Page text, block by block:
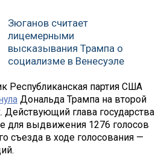
Зюганов считает
лицемерными
высказывания Трампа о
социализме в Венесуэле
Республиканская партия США
Дональда Трампа на второй
Действующий глава государства
для выдвижения 1276 голосов
съезда в ходе голосования —